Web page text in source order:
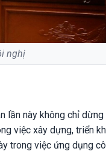
nghị
lần này không chỉ
việc xây dựng, triển
trong việc ứng dụng